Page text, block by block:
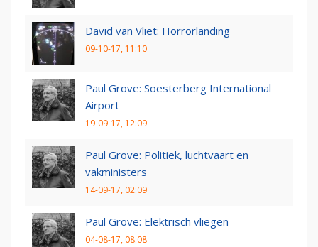
David van Vliet: Horrorlanding
09-10-17, 11:10
Paul Grove: Soesterberg International
Airport
19-09-17, 12:09
Paul Grove: Politiek, luchtvaart en
vakministers
14-09-17, 02:09
Paul Grove: Elektrisch vliegen
04-08-17, 08:08